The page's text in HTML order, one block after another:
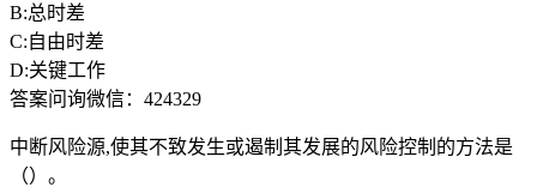
B:总时差
C:自由时差
D:关键工作
答案问询微信：424329
中断风险源,使其不致发生或遏制其发展的风险控制的方法是
（）。